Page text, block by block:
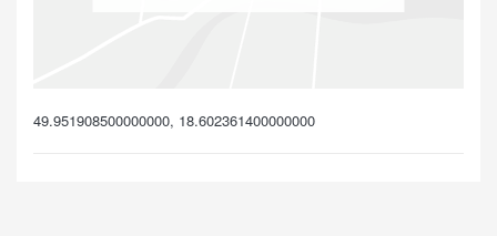
49.951908500000000, 18.602361400000000